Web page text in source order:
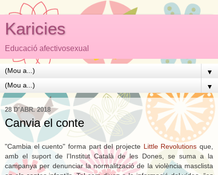
Karicies
Educació afectivosexual
▼
▼
28 D’ABR. 2018
Canvia el conte
"Cambia el cuento" forma part del projecte Little Revolutions que,
amb el suport de l’Institut Català de les Dones, se suma a la
campanya per denunciar la normalització de la violència masclista